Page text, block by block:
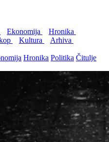
Ekonomija
Hronika
Kultura
Arhiva
Hronika Politika Čitulje